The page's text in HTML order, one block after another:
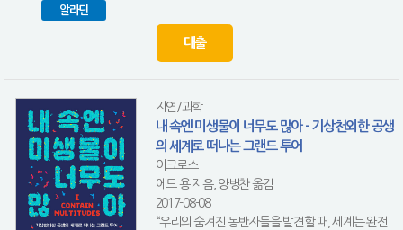
알라딘
대출
자연/과학
내 속엔 미생물이 너무도 많아 - 기상천외한 공생
의 세계로 떠나는 그랜드 투어
어크로스
에드 용 지음, 양병찬 옮김
2017-08-08
“우리의 숨겨진 동반자들을 발견할 때, 세계는 완전